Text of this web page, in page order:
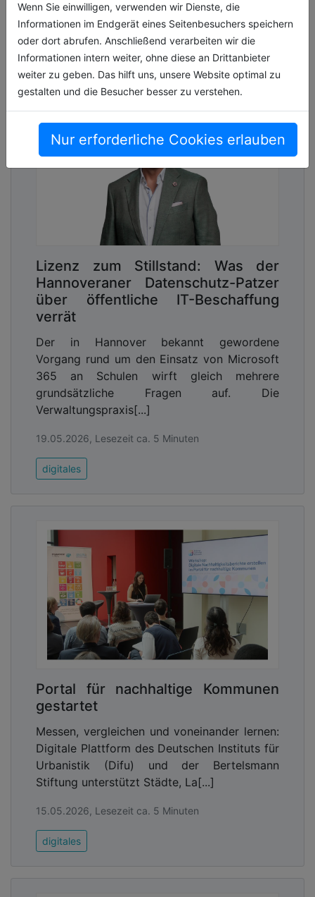
Wenn Sie einwilligen, verwenden wir Dienste, die
Informationen im Endgerät eines Seitenbesuchers speichern
oder dort abrufen. Anschließend verarbeiten wir die
Informationen intern weiter, ohne diese an Drittanbieter
weiter zu geben. Das hilft uns, unsere Website optimal zu
gestalten und die Besucher besser zu verstehen.
Nur erforderliche Cookies erlauben
27.05.2026, Lesezeit ca. 5 Minuten
digitales
Lizenz zum Stillstand: Was der
Hannoveraner Datenschutz-Patzer
über öffentliche IT-Beschaffung
verrät
Der in Hannover bekannt gewordene
Vorgang rund um den Einsatz von Microsoft
365 an Schulen wirft gleich mehrere
grundsätzliche Fragen auf. Die
Verwaltungspraxis[...]
19.05.2026, Lesezeit ca. 5 Minuten
digitales
Portal für nachhaltige Kommunen
gestartet
Messen, vergleichen und voneinander lernen:
Digitale Plattform des Deutschen Instituts für
Urbanistik (Difu) und der Bertelsmann
Stiftung unterstützt Städte, La[...]
15.05.2026, Lesezeit ca. 5 Minuten
digitales